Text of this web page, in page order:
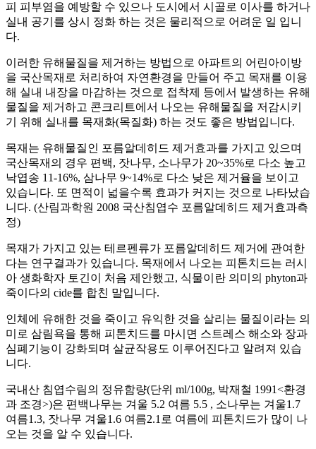
피 피부염을 예방할 수 있으나 도시에서 시골로 이사를 하거나
실내 공기를 상시 정화 하는 것은 물리적으로 어려운 일 입니
다.
이러한 유해물질을 제거하는 방법으로 아파트의 어린아이방
을 국산목재로 처리하여 자연환경을 만들어 주고 목재를 이용
해 실내 내장을 마감하는 것으로 접착제 등에서 발생하는 유해
물질을 제거하고 콘크리트에서 나오는 유해물질을 저감시키
기 위해 실내를 목재화(목질화) 하는 것도 좋은 방법입니다.
목재는 유해물질인 포름알데히드 제거효과를 가지고 있으며
국산목재의 경우 편백, 잣나무, 소나무가 20~35%로 다소 높고
낙엽송 11-16%, 삼나무 9~14%로 다소 낮은 제거율을 보이고
있습니다. 또 면적이 넓을수록 효과가 커지는 것으로 나타났습
니다. (산림과학원 2008 국산침엽수 포름알데히드 제거효과측
정)
목재가 가지고 있는 테르펜류가 포름알데히드 제거에 관여한
다는 연구결과가 있습니다. 목재에서 나오는 피톤치드는 러시
아 생화학자 토긴이 처음 제안했고, 식물이란 의미의 phyton과
죽이다의 cide를 합친 말입니다.
인체에 유해한 것을 죽이고 유익한 것을 살리는 물질이라는 의
미로 삼림욕을 통해 피톤치드를 마시면 스트레스 해소와 장과
심폐기능이 강화되며 살균작용도 이루어진다고 알려져 있습
니다.
국내산 침엽수림의 정유함량(단위 ml/100g, 박재철 1991<환경
과 조경>)은 편백나무는 겨울 5.2 여름 5.5 , 소나무는 겨울1.7
여름1.3, 잣나무 겨울1.6 여름2.1로 여름에 피톤치드가 많이 나
오는 것을 알 수 있습니다.